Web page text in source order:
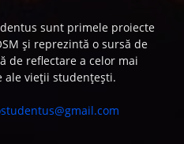
sunt primele proiecte
și reprezintă o sursă de
de reflectare a celor mai
ale vieții studențești.